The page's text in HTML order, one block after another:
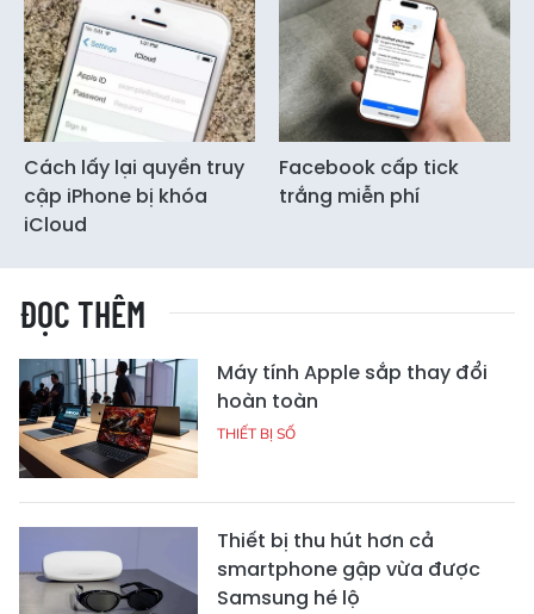
Cách lấy lại quyền truy
cập iPhone bị khóa
iCloud
Facebook cấp tick
trắng miễn phí
ĐỌC THÊM
Máy tính Apple sắp thay đổi
hoàn toàn
THIẾT BỊ SỐ
Thiết bị thu hút hơn cả
smartphone gập vừa được
Samsung hé lộ